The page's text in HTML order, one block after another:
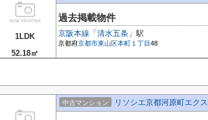
1LDK
52.18㎡
過去掲載物件
京阪本線 「 清水五条 」駅
京都府京都市東山区本町１丁目 48
中古マンション リソシエ京都河原町エクス